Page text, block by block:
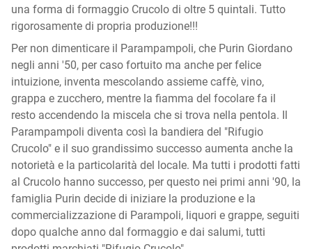
una forma di formaggio Crucolo di oltre 5 quintali. Tutto
rigorosamente di propria produzione!!!
Per non dimenticare il Parampampoli, che Purin Giordano
negli anni '50, per caso fortuito ma anche per felice
intuizione, inventa mescolando assieme caffè, vino,
grappa e zucchero, mentre la fiamma del focolare fa il
resto accendendo la miscela che si trova nella pentola. Il
Parampampoli diventa così la bandiera del "Rifugio
Crucolo" e il suo grandissimo successo aumenta anche la
notorietà e la particolarità del locale. Ma tutti i prodotti fatti
al Crucolo hanno successo, per questo nei primi anni '90, la
famiglia Purin decide di iniziare la produzione e la
commercializzazione di Parampoli, liquori e grappe, seguiti
dopo qualche anno dal formaggio e dai salumi, tutti